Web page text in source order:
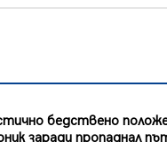
бедствено
заради пропаднал